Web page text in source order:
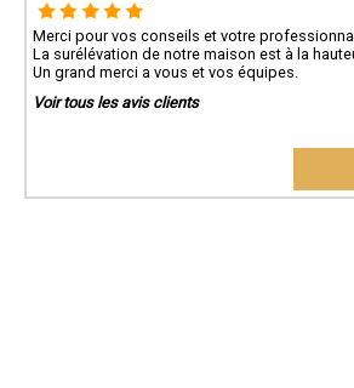
Merci pour vos conseils et votre
La surélévation de notre maison est à la
Un grand merci a vous et vos équipes.
Voir tous les avis clients